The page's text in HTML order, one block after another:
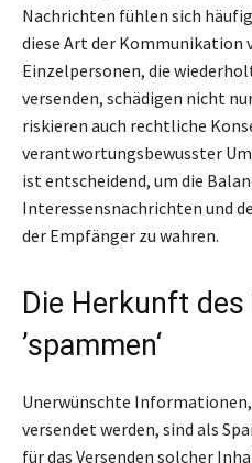
Nachrichten fühlen sich
diese Art der Kommunikation
Einzelpersonen, die
versenden, schädigen nicht
riskieren auch rechtliche
verantwortungsbewusster
ist entscheidend, um die
Interessensnachrichten und
der Empfänger zu wahren.
Die Herkunft
’spammen‘
Unerwünschte
versendet werden, sind als
für das Versenden solcher